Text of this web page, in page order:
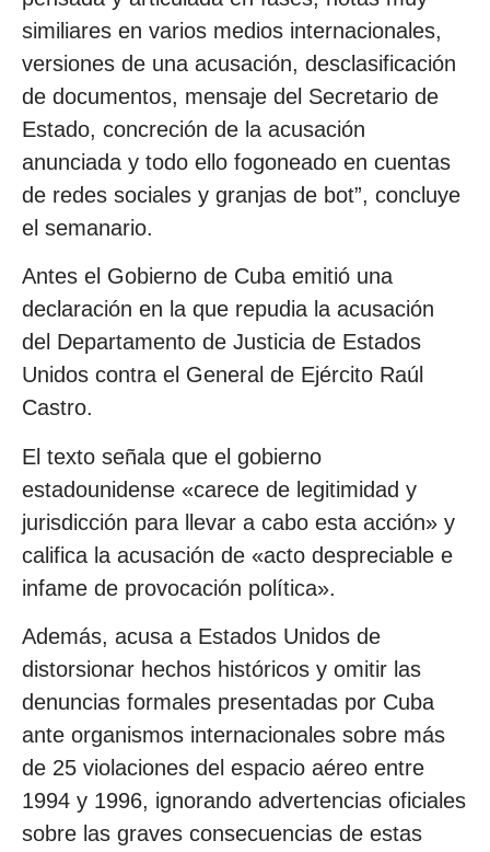
similiares en varios medios internacionales,
versiones de una acusación, desclasificación
de documentos, mensaje del Secretario de
Estado, concreción de la acusación
anunciada y todo ello fogoneado en cuentas
de redes sociales y granjas de bot”, concluye
el semanario.
Antes el Gobierno de Cuba emitió una
declaración en la que repudia la acusación
del Departamento de Justicia de Estados
Unidos contra el General de Ejército Raúl
Castro.
El texto señala que el gobierno
estadounidense «carece de legitimidad y
jurisdicción para llevar a cabo esta acción» y
califica la acusación de «acto despreciable e
infame de provocación política».
Además, acusa a Estados Unidos de
distorsionar hechos históricos y omitir las
denuncias formales presentadas por Cuba
ante organismos internacionales sobre más
de 25 violaciones del espacio aéreo entre
1994 y 1996, ignorando advertencias oficiales
sobre las graves consecuencias de estas